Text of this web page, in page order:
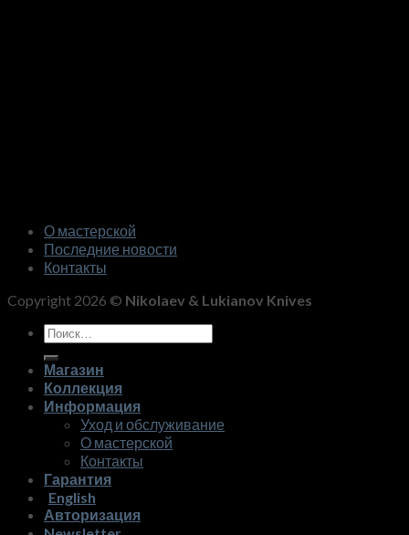
О мастерской
Последние новости
Контакты
Copyright 2026 © Nikolaev & Lukianov Knives
Искать:
Магазин
Коллекция
Информация
Уход и обслуживание
О мастерской
Контакты
Гарантия
English
Авторизация